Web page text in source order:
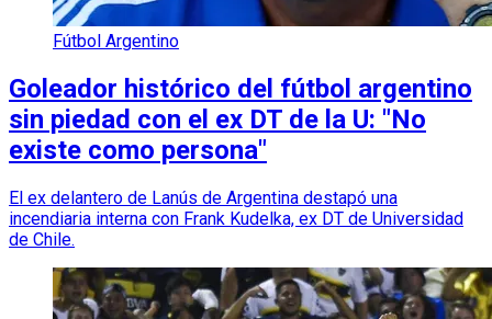
Fútbol Argentino
Goleador histórico del fútbol argentino
sin piedad con el ex DT de la U: "No
existe como persona"
El ex delantero de Lanús de Argentina destapó una
incendiaria interna con Frank Kudelka, ex DT de Universidad
de Chile.